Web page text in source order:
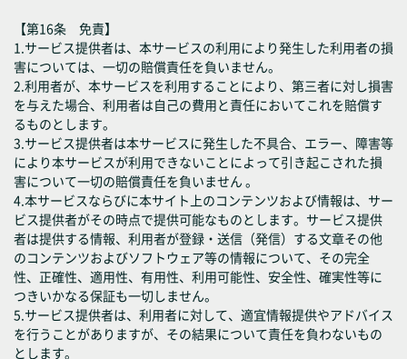
【第16条 免責】
1.サービス提供者は、本サービスの利用により発生した利用者の損
害については、一切の賠償責任を負いません。
2.利用者が、本サービスを利用することにより、第三者に対し損害
を与えた場合、利用者は自己の費用と責任においてこれを賠償す
るものとします。
3.サービス提供者は本サービスに発生した不具合、エラー、障害等
により本サービスが利用できないことによって引き起こされた損
害について一切の賠償責任を負いません 。
4.本サービスならびに本サイト上のコンテンツおよび情報は、サー
ビス提供者がその時点で提供可能なものとします。サービス提供
者は提供する情報、利用者が登録・送信（発信）する文章その他
のコンテンツおよびソフトウェア等の情報について、その完全
性、正確性、適用性、有用性、利用可能性、安全性、確実性等に
つきいかなる保証も一切しません。
5.サービス提供者は、利用者に対して、適宜情報提供やアドバイス
を行うことがありますが、その結果について責任を負わないもの
とします。